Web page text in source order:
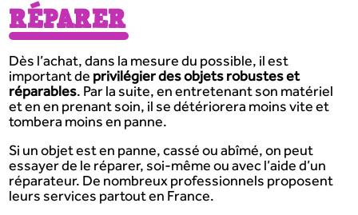
RÉPARER
Dès l’achat, dans la mesure du possible, il est
important de privilégier des objets robustes et
réparables. Par la suite, en entretenant son matériel
et en en prenant soin, il se détériorera moins vite et
tombera moins en panne.
Si un objet est en panne, cassé ou abîmé, on peut
essayer de le réparer, soi-même ou avec l’aide d’un
réparateur. De nombreux professionnels proposent
leurs services partout en France.